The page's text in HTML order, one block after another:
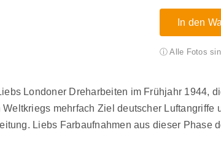
In den
ⓘ Alle Fotos
Londoner Dreharbeiten im Frühjahr 1944,
mehrfach Ziel deutscher
Liebs Farbaufnahmen aus dieser